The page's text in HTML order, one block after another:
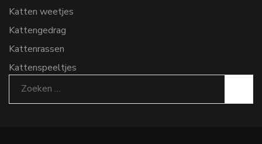
Katten weetjes
Kattengedrag
Kattenrassen
Kattenspeeltjes
Zoeken
naar: